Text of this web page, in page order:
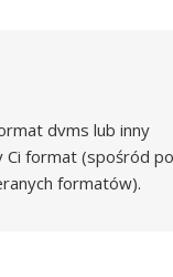
dvms lub inny
format (spośród
formatów).